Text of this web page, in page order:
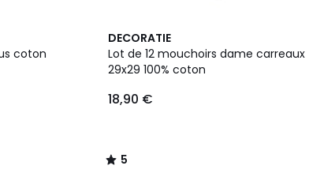
coton
DECORATIE
Lot de 12 mouchoirs dame carreaux
29x29 100% coton
18,90 €
5
/
5
5
/